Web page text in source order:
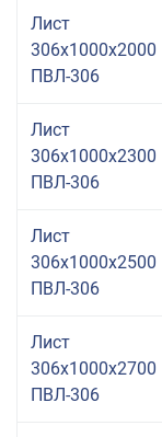
Лист
306x1000x2000
ПВЛ-306
Лист
306x1000x2300
ПВЛ-306
Лист
306x1000x2500
ПВЛ-306
Лист
306x1000x2700
ПВЛ-306